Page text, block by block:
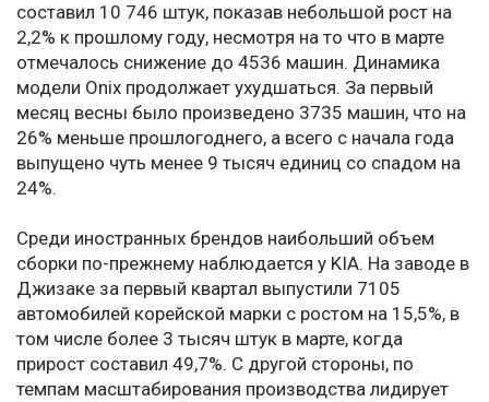
составил 10 746 штук, показав небольшой рост на
2,2% к прошлому году, несмотря на то что в марте
отмечалось снижение до 4536 машин. Динамика
модели Onix продолжает ухудшаться. За первый
месяц весны было произведено 3735 машин, что на
26% меньше прошлогоднего, а всего с начала года
выпущено чуть менее 9 тысяч единиц со спадом на
24%.
Среди иностранных брендов наибольший объем
сборки по-прежнему наблюдается у KIA. На заводе в
Джизаке за первый квартал выпустили 7105
автомобилей корейской марки с ростом на 15,5%, в
том числе более 3 тысяч штук в марте, когда
прирост составил 49,7%. С другой стороны, по
темпам масштабирования производства лидирует